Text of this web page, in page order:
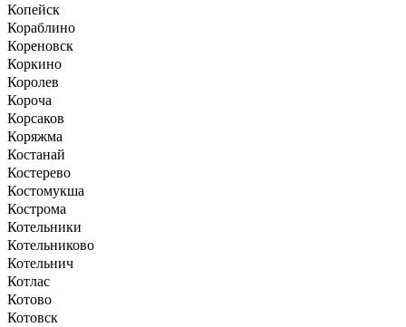
Копейск
Кораблино
Кореновск
Коркино
Королев
Короча
Корсаков
Коряжма
Костанай
Костерево
Костомукша
Кострома
Котельники
Котельниково
Котельнич
Котлас
Котово
Котовск